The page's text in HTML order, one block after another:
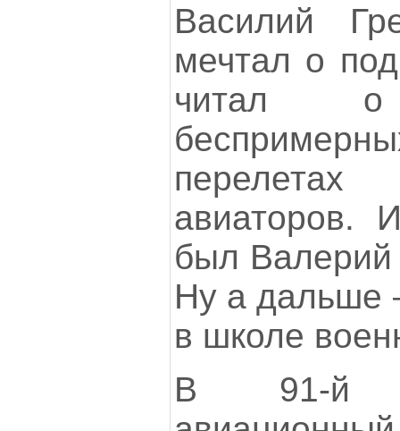
Василий
мечтал о
читал о
авиаторов.
был Валерий
Ну а дальше
в школе
В 91-й